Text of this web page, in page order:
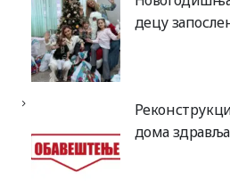
децу
дома здравља